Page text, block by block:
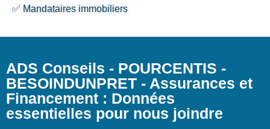
✅ Mandataires immobiliers
ADS Conseils - POURCENTIS -
BESOINDUNPRET - Assurances et
Financement : Données
essentielles pour nous joindre